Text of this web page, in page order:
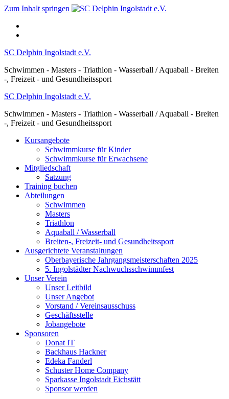
Zum Inhalt springen
SC Delphin Ingolstadt e.V.
Schwimmen - Masters - Triathlon - Wasserball / Aquaball - Breiten
-, Freizeit - und Gesundheitssport
SC Delphin Ingolstadt e.V.
Schwimmen - Masters - Triathlon - Wasserball / Aquaball - Breiten
-, Freizeit - und Gesundheitssport
Kursangebote
Schwimmkurse für Kinder
Schwimmkurse für Erwachsene
Mitgliedschaft
Satzung
Training buchen
Abteilungen
Schwimmen
Masters
Triathlon
Aquaball / Wasserball
Breiten-, Freizeit- und Gesundheitssport
Ausgerichtete Veranstaltungen
Oberbayerische Jahrgangsmeisterschaften 2025
5. Ingolstädter Nachwuchsschwimmfest
Unser Verein
Unser Leitbild
Unser Angebot
Vorstand / Vereinsausschuss
Geschäftsstelle
Jobangebote
Sponsoren
Donat IT
Backhaus Hackner
Edeka Fanderl
Schuster Home Company
Sparkasse Ingolstadt Eichstätt
Sponsor werden